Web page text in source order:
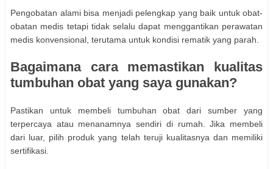
Pengobatan alami bisa menjadi pelengkap yang baik untuk obat-
obatan medis tetapi tidak selalu dapat menggantikan perawatan
medis konvensional, terutama untuk kondisi rematik yang parah.
Bagaimana cara memastikan kualitas
tumbuhan obat yang saya gunakan?
Pastikan untuk membeli tumbuhan obat dari sumber yang
terpercaya atau menanamnya sendiri di rumah. Jika membeli
dari luar, pilih produk yang telah teruji kualitasnya dan memiliki
sertifikasi.